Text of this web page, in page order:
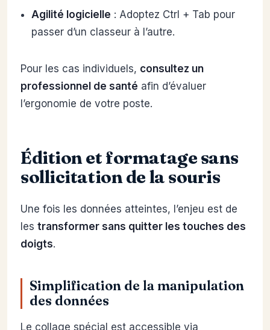
Agilité logicielle : Adoptez Ctrl + Tab pour
passer d’un classeur à l’autre.
Pour les cas individuels, consultez un
professionnel de santé afin d’évaluer
l’ergonomie de votre poste.
Édition et formatage sans
sollicitation de la souris
Une fois les données atteintes, l’enjeu est de
les transformer sans quitter les touches des
doigts.
Simplification de la manipulation
des données
Le collage spécial est accessible via